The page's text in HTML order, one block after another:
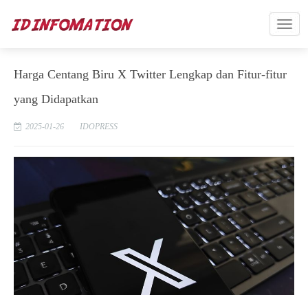
Harga Centang Biru X Twitter Lengkap dan Fitur-fitur
yang Didapatkan
2025-01-26 IDOPRESS